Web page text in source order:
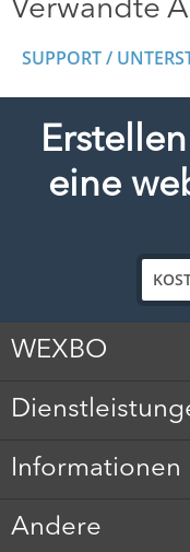
Verwandte
SUPPORT /
eine
WEXBO
Informationen
Andere